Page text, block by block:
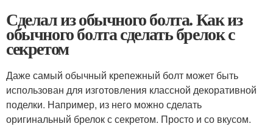
Сделал из обычного болта. Как из
обычного болта сделать брелок с
секретом
Даже самый обычный крепежный болт может быть
использован для изготовления классной декоративной
поделки. Например, из него можно сделать
оригинальный брелок с секретом. Просто и со вкусом.